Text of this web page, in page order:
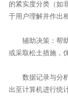
的紧实度分类（如
于用户理解并作出
辅助决策：帮助
或采取松土措施，
数据记录与分析
出至计算机进行统